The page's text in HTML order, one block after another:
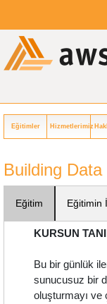
Eğitimler Hizmetlerimiz
Building
Eğitim Eğitimin
KURSUN
Bu bir günlük
sunucusuz bir
oluşturmayı ve